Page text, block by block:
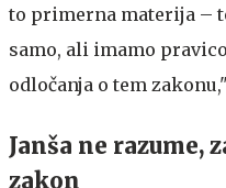
to primerna materija –
samo, ali imamo
odločanja o tem
Janša ne razume,
zakon